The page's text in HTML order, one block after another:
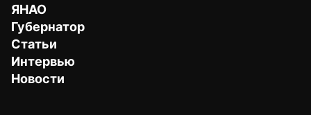
ЯНАО
Губернатор
Статьи
Интервью
Новости